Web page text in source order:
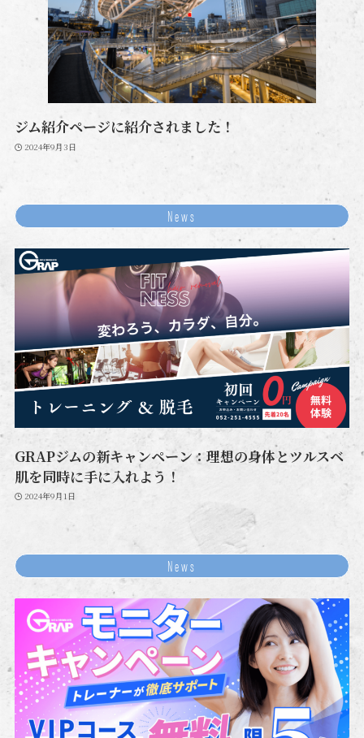
ジム紹介ページに紹介されました！
2024年9月3日
News
GRAPジムの新キャンペーン：理想の身体とツルスベ
肌を同時に手に入れよう！
2024年9月1日
News